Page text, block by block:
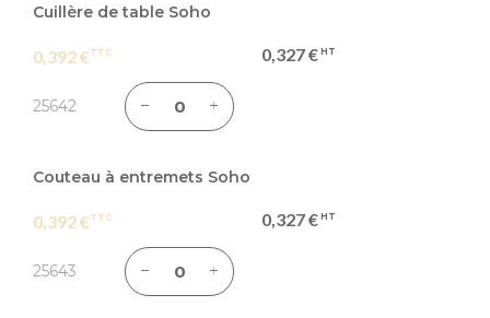
Cuillère de table Soho
0,392 € 0,327 €
25642
Couteau à entremets Soho
0,392 € 0,327 €
25643